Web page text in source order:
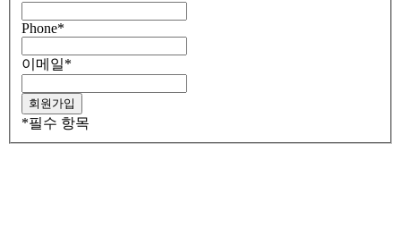
Phone*
이메일*
*필수 항목